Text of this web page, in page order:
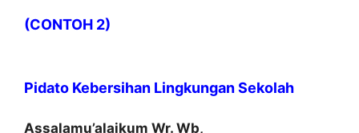
(CONTOH 2)
Pidato Kebersihan Lingkungan Sekolah
Assalamu’alaikum Wr. Wb,